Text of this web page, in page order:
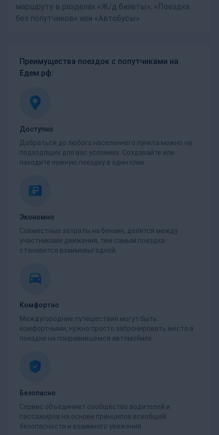
маршруту в разделах «Ж/д билеты», «Поездка
без попутчиков» или «Автобусы»
Преимущества поездок с попутчиками на
Едем.рф:
Доступно
Добраться до любого населенного пункта можно на
подходящих для вас условиях. Создавайте или
находите нужную поездку в один клик.
Экономно
Совместные затраты на бензин, делятся между
участниками движения, тем самым поездка
становится взаимовыгодной.
Комфортно
Междугородние путешествия могут быть
комфортными, нужно просто забронировать место в
поездке на понравившемся автомобиле.
Безопасно
Сервис объединяет сообщество водителей и
пассажиров на основе принципов всеобщей
безопасности и взаимного уважения.